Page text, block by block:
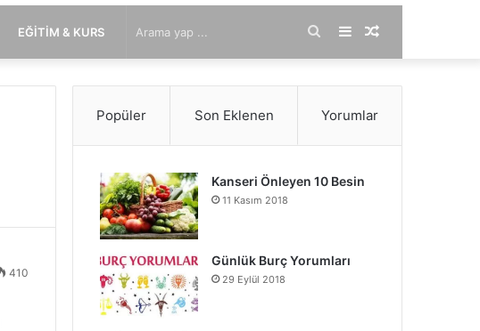
EĞITIM & KURS Rastgele
Makale
Kenar
Bölmesi
Arama
yap
410
Popüler Son Eklenen Yorumlar
Kanseri Önleyen 10 Besin
11 Kasım 2018
Günlük Burç Yorumları
29 Eylül 2018